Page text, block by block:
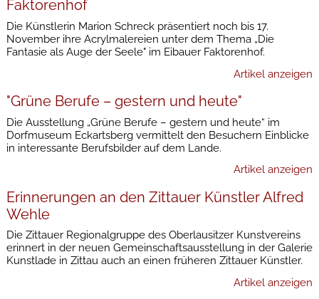
Faktorenhof
Die Künstlerin Marion Schreck präsentiert noch bis 17.
November ihre Acrylmalereien unter dem Thema „Die
Fantasie als Auge der Seele" im Eibauer Faktorenhof.
Artikel anzeigen
"Grüne Berufe – gestern und heute"
Die Ausstellung „Grüne Berufe – gestern und heute“ im
Dorfmuseum Eckartsberg vermittelt den Besuchern Einblicke
in interessante Berufsbilder auf dem Lande.
Artikel anzeigen
Erinnerungen an den Zittauer Künstler Alfred
Wehle
Die Zittauer Regionalgruppe des Oberlausitzer Kunstvereins
erinnert in der neuen Gemeinschaftsausstellung in der Galerie
Kunstlade in Zittau auch an einen früheren Zittauer Künstler.
Artikel anzeigen